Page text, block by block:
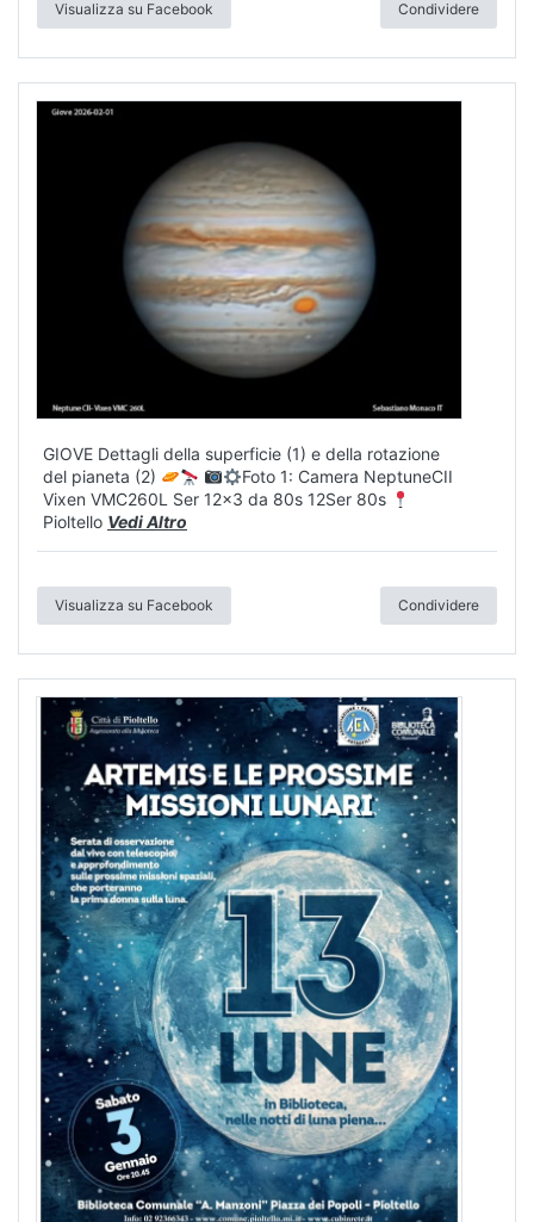
Visualizza su Facebook Condividere
GIOVE Dettagli della superficie (1) e della rotazione
del pianeta (2)
Foto 1: Camera NeptuneCII
Vixen VMC260L Ser 12x3 da 80s 12Ser 80s
Pioltello Vedi Altro
Visualizza su Facebook Condividere